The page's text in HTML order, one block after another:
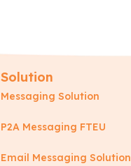
Solution
Messaging Solution
P2A Messaging FTEU
Email Messaging Solution